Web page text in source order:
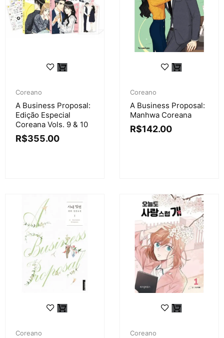
Coreano
A Business Proposal:
Edição Especial
Coreana Vols. 9 & 10
R$355.00
Coreano
A Business Proposal:
Manhwa Coreana
R$142.00
Coreano Coreano